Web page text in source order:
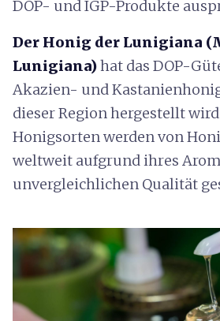
DOP- und IGP-Produkte
Der Honig der Lunigiana
Lunigiana)hat das DOP-
Akazien- und
dieser Region hergestellt
Honigsorten werden von
weltweit aufgrund ihres
unvergleichlichen Qualität